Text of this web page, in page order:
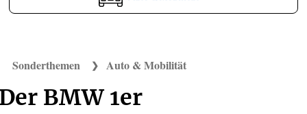
Sonderthemen Auto & Mobilität
BMW 1er